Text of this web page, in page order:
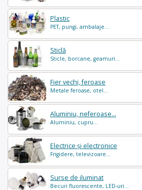
Plastic
PET, pungi, ambalaje...
Sticlă
Sticle, borcane, geamuri...
Fier vechi, feroase
Metale feroase, otel...
Aluminiu, neferoase...
Aluminiu, cupru...
Electrice și electronice
Frigidere, televizoare...
Surse de iluminat
Becuri fluorescente, LED-uri...